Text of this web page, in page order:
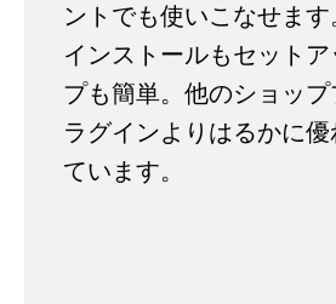
ントでも使いこなせます
インストールもセットア
プも簡単。他のショップ
ラグインよりはるかに優
ています。